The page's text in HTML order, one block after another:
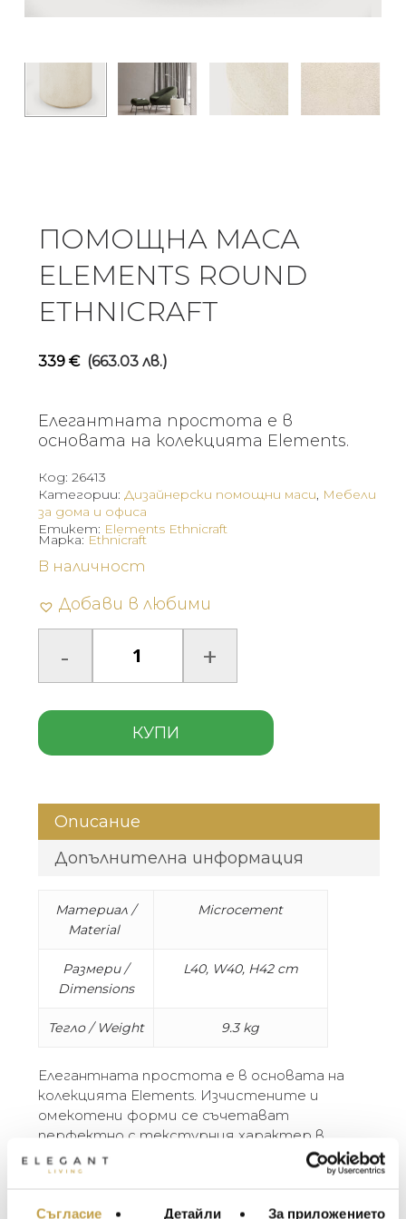
Съгласие Детайли За приложението
ПОМОЩНА МАСА
ELEMENTS ROUND
ETHNICRAFT
339 € (663.03 лв.)
Елегантната простота е в
основата на колекцията Elements.
Код: 26413
Категории: Дизайнерски помощни маси, Мебели
за дома и офиса
Етикет: Elements Ethnicraft
В наличност
Добави в любими
КУПИ
Марка: Ethnicraft
Описание
Допълнителна информация
Материал /
Material
Microcement
Размери /
Dimensions
L40, W40, H42 cm
Тегло / Weight 9.3 kg
Елегантната простота е в основата на
колекцията Elements. Изчистените и
омекотени форми се съчетават
перфектно с текстурния характер в
опитните ръце на занаятчиите. Всеки
артикул предлага леко уникална
земно каменно покритие. Elements са